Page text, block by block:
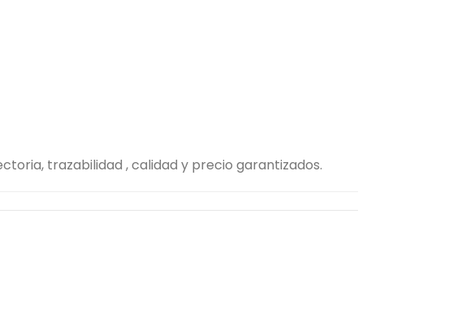
trazabilidad , calidad y precio garantizados.